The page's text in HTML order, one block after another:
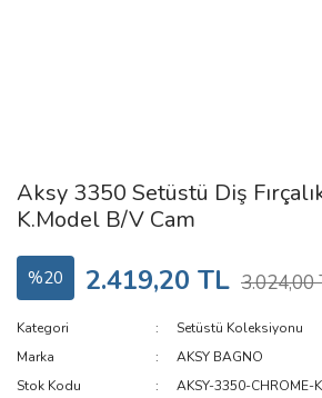
Aksy 3350 Setüstü Diş
K.Model B/V Cam
%20 2.419,20 TL 3.024,00
Kategori
Setüstü Koleksiyonu
Marka
AKSY BAGNO
Stok Kodu
AKSY-3350-CHROME-